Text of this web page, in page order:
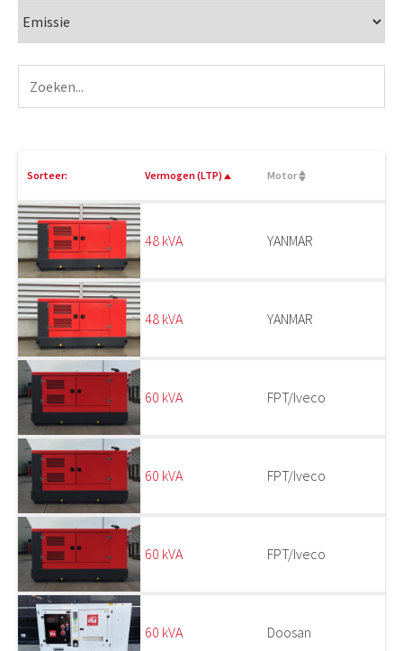
Sorteer: Vermogen (LTP) Motor
48 kVA YANMAR
48 kVA YANMAR
60 kVA FPT/Iveco
60 kVA FPT/Iveco
60 kVA FPT/Iveco
60 kVA Doosan